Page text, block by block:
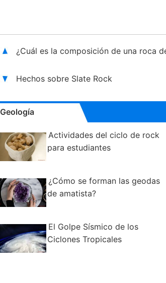
¿Cuál es la composición de una roca
Hechos sobre Slate Rock
Geología
Actividades del ciclo de rock
para estudiantes
¿Cómo se forman las geodas
de amatista?
El Golpe Sísmico de los
Ciclones Tropicales